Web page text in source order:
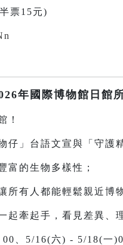
票15元)
年國際博物館日館
！
台語文宣與「守護精
的生物多樣性；
人都能輕鬆親近博物
起手，看見差異、理
、5/16(六) - 5/18(一